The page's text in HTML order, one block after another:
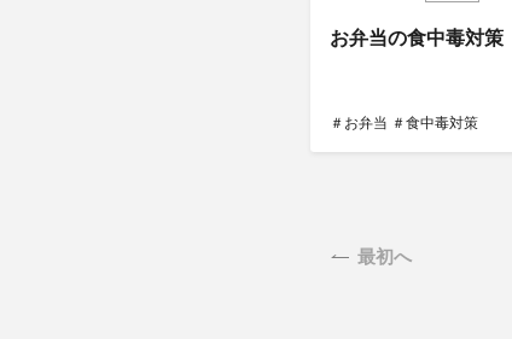
お弁当の食中毒対策
＃お弁当 ＃食中毒対策
最初へ